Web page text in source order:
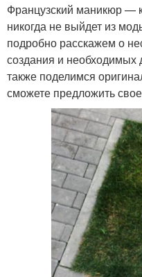
Французский маникюр —
никогда не выйдет из
подробно расскажем о
создания и необходимых
также поделимся
сможете предложить